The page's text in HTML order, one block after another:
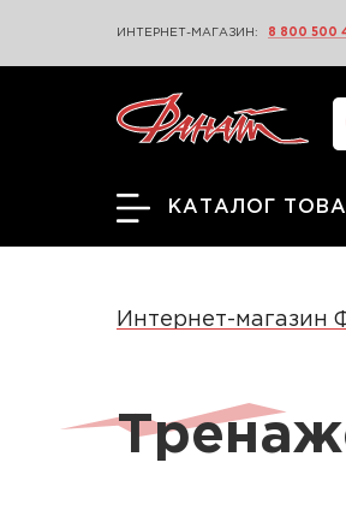
ИНТЕРНЕТ-МАГАЗИН: 8 800 500
КАТАЛОГ
Интернет-магазин